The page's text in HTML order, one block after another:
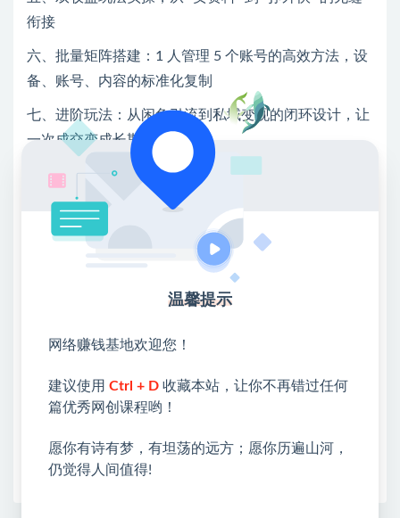
衔接
六、批量矩阵搭建：1 人管理 5 个账号的高效方法，设
备、账号、内容的标准化复制
七、进阶玩法：从闲鱼引流到私域变现的闭环设计，让
一次成交变成长期收益
八、注意事项：新手常犯的5个错误，账号安全、合规
经营的红线不能碰
💖课程资料【免费】领取教程💖
】三个点
③：点击右上方【登录】领取
限时活动：注册新用户赠送VIP
收藏 海报
温馨提示
网络赚钱基地欢迎您！
建议使用 Ctrl + D 收藏本站，让你不再错过任何
篇优秀网创课程哟！
愿你有诗有梦，有坦荡的远方；愿你历遍山河，
仍觉得人间值得!